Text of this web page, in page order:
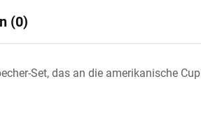
(0)
Set, das an die amerikanische